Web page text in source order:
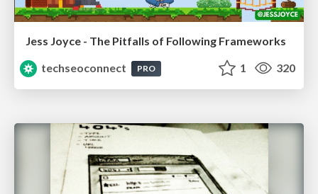
Jess Joyce - The Pitfalls of Following Frameworks
techseoconnect
PRO 1 320